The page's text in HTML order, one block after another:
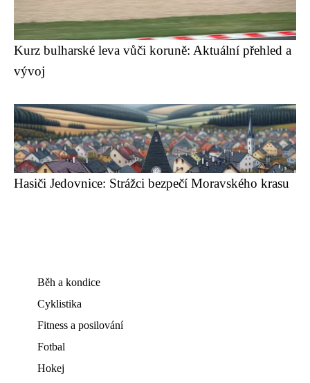
Kurz bulharské leva vůči koruně: Aktuální přehled a
vývoj
Hasiči Jedovnice: Strážci bezpečí Moravského krasu
Běh a kondice
Cyklistika
Fitness a posilování
Fotbal
Hokej